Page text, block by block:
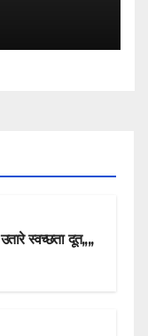
स्वच्छता दूत,,,,